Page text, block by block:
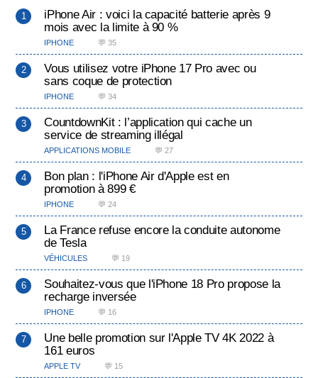
iPhone Air : voici la capacité batterie après 9
mois avec la limite à 90 %
IPHONE 💬 35
Vous utilisez votre iPhone 17 Pro avec ou
sans coque de protection
IPHONE 💬 34
CountdownKit : l’application qui cache un
service de streaming illégal
APPLICATIONS MOBILE 💬 27
Bon plan : l'iPhone Air d'Apple est en
promotion à 899 €
IPHONE 💬 24
La France refuse encore la conduite autonome
de Tesla
VÉHICULES 💬 19
Souhaitez-vous que l'iPhone 18 Pro propose la
recharge inversée
IPHONE 💬 16
Une belle promotion sur l'Apple TV 4K 2022 à
161 euros
APPLE TV 💬 15